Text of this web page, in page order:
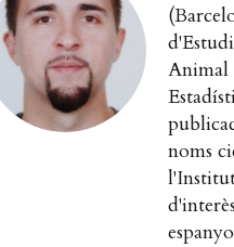
Animal
noms